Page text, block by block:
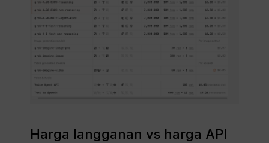
Harga langganan vs harga API